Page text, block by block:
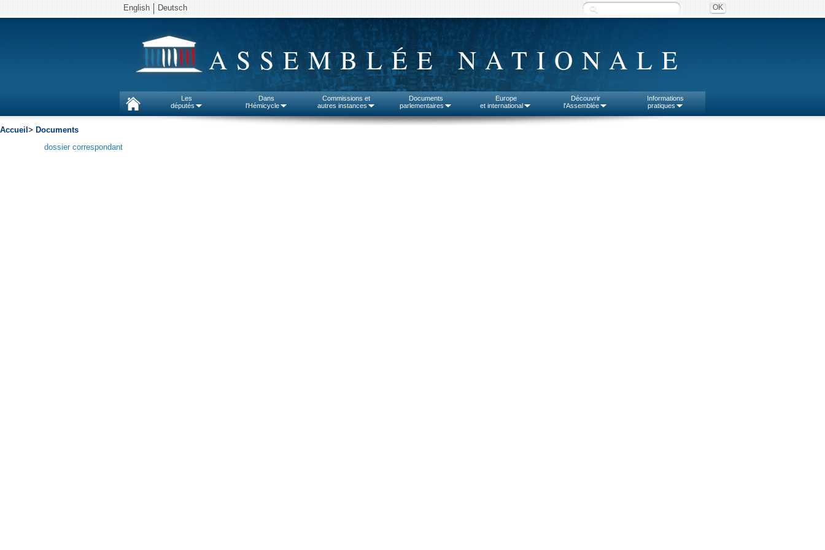
English Deutsch
ASSEMBLÉE NATIONALE
Les
députés
Dans
l'Hémicycle
Commissions et
autres instances
Documents
parlementaires
Europe
et international
Découvrir
l'Assemblée
Informations
pratiques
Accueil > Documents
dossier correspondant